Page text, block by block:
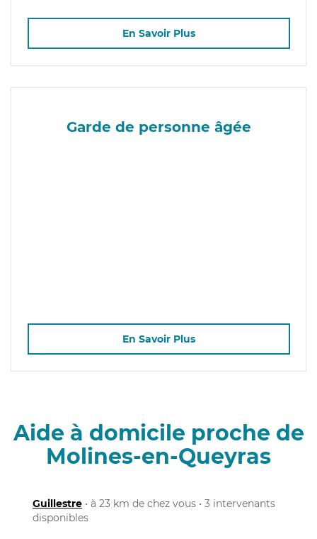
En Savoir Plus
Garde de personne âgée
En Savoir Plus
Aide à domicile proche de
Molines-en-Queyras
Guillestre • à 23 km de chez vous • 3 intervenants
disponibles